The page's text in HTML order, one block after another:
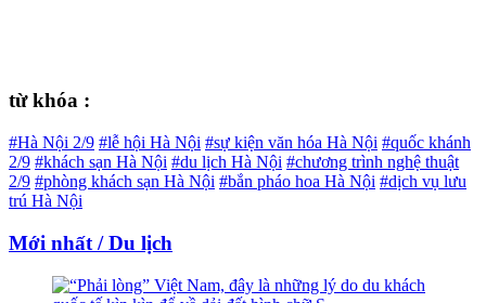
từ khóa :
#Hà Nội 2/9 #lễ hội Hà Nội #sự kiện văn hóa Hà Nội #quốc khánh
2/9 #khách sạn Hà Nội #du lịch Hà Nội #chương trình nghệ thuật
2/9 #phòng khách sạn Hà Nội #bắn pháo hoa Hà Nội #dịch vụ lưu
trú Hà Nội
Mới nhất / Du lịch